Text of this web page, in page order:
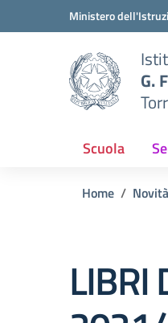
Vai ai contenuti
Vai al menu di navigazione
Ministero
G.
Scuola
Home Novità
LIBRI